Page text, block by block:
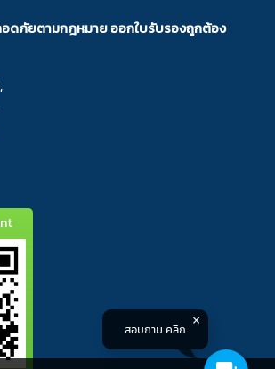
ดภัยตามกฎหมาย ออกใบรับรองถูกต้อง
,
สอบถาม คลิก